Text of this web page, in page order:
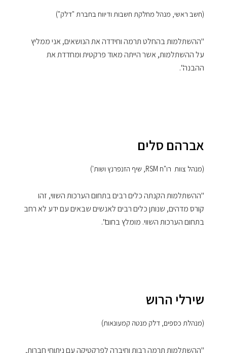
(חשב ראשי, מנהל מחלקת חשבות ודיווח בחברת "דלק")
"ההשתלמות בהחלט תרמה וחידדה את הנושאים, אני ממליץ
על ההשתלמות, אשר הייתה מאוד פרקטית ומחדדת את
ההבנה".
אברהם סלים
(מנהל צוות רו"ח RSM, שיף הזנפרנץ ושות')
"ההשתלמות הקנתה כלים רבים בתחום הערכות השווי, זהו
קורס מדהים, שנותן כלים רבים לאנשים שבאים עם ידע לא רחב
בתחום הערכות השווי. מומלץ בחום".
שירלי הרוש
(מנהלת כספים, דלק מנטה קמעונאות)
"ההשתלמות תרמה רבות וחיברה לפרקטיקה עם ניתוחי חברות,